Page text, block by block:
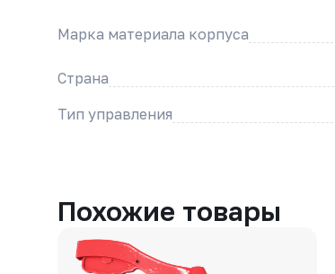
Марка материала корпуса
Страна
Тип управления
Похожие товары